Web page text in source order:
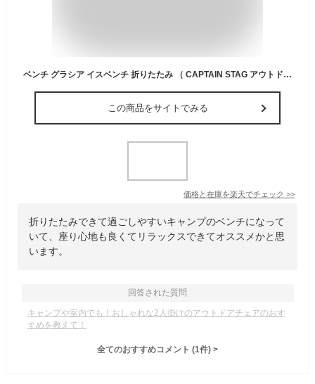
ベンチ グラシア イスベンチ 折りたたみ （ CAPTAIN STAG アウトドア チェア 折り畳み 折りたたみ椅子 キャンプ用品 レジャー用品 アウトドアベンチ 収納バッグ付き 2人掛け ）【39ショップ】
この商品をサイトでみる
価格と在庫を楽天でチェック >>
折りたたみできて過ごしやすいキャンプのベンチになって
いて、座り心地も良くてリラックスできてオススメかと思
います。
回答された質問
キャンプや室内でも！おしゃれな2人掛けのアウトドアチェアのおす
すめを教えて！
全てのおすすめコメント (1件) >